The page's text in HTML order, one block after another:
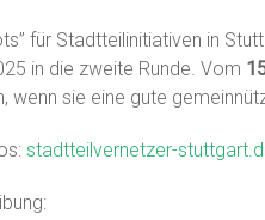
für Stadtteilinitiativen in
in die zweite Runde. Vom
wenn sie eine gute
stadtteilvernetzer-